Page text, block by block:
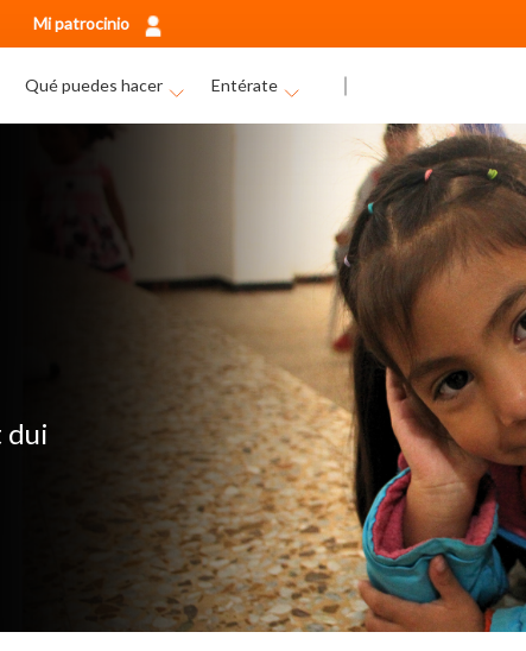
Mi patrocinio
Qué puedes hacer Entérate
dui